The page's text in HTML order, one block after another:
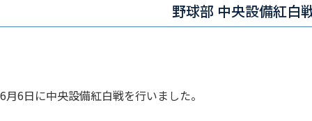
野球部 中央設備紅白
6月6日に中央設備紅白戦を行いました。